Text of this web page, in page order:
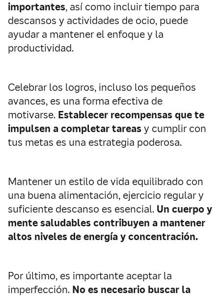
importantes, así como incluir tiempo para
descansos y actividades de ocio, puede
ayudar a mantener el enfoque y la
productividad.
Celebrar los logros, incluso los pequeños
avances, es una forma efectiva de
motivarse. Establecer recompensas que te
impulsen a completar tareasy cumplir con
tus metas es una estrategia poderosa.
Mantener un estilo de vida equilibrado con
una buena alimentación, ejercicio regular y
suficiente descanso es esencial. Un cuerpo y
mente saludables contribuyen a mantener
altos niveles de energía y concentración.
Por último, es importante aceptar la
imperfección. No es necesario buscar la